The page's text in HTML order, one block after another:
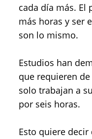
cada día más. El
más horas y ser
son lo mismo.
Estudios han
que requieren
solo trabajan a
por seis horas.
Esto quiere